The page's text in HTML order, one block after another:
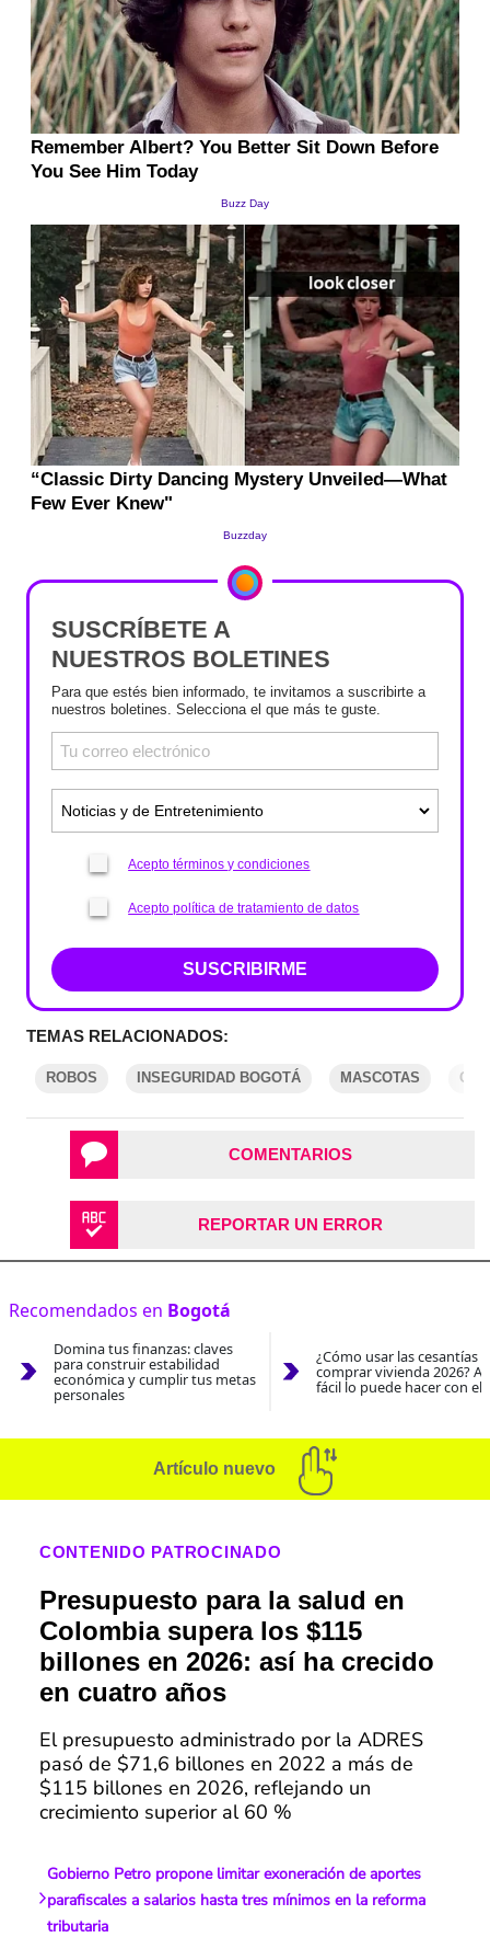
SUSCRÍBETE A
NUESTROS BOLETINES
Para que estés bien informado, te invitamos a suscribirte a
nuestros boletines. Selecciona el que más te guste.
Acepto términos y condiciones
Acepto política de tratamiento de datos
SUSCRIBIRME
TEMAS RELACIONADOS:
ROBOS INSEGURIDAD BOGOTÁ MASCOTAS
COMENTARIOS
REPORTAR UN ERROR
Recomendados en Bogotá
Domina tus finanzas: claves
para construir estabilidad
económica y cumplir tus metas
personales
¿Cómo usar las cesantías
comprar vivienda 2026?
fácil lo puede hacer con el
Artículo nuevo
CONTENIDO PATROCINADO
Presupuesto para la salud en
Colombia supera los $115
billones en 2026: así ha crecido
en cuatro años
El presupuesto administrado por la ADRES
pasó de $71,6 billones en 2022 a más de
$115 billones en 2026, reflejando un
crecimiento superior al 60 %
Gobierno Petro propone limitar exoneración de aportes
parafiscales a salarios hasta tres mínimos en la reforma
tributaria